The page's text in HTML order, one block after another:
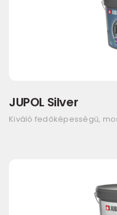
JUPOL Silver
Kiváló fedőképességű,